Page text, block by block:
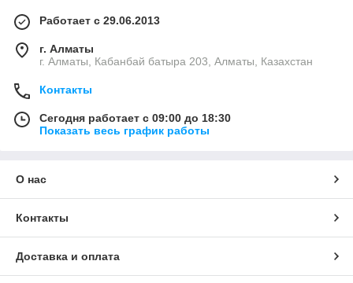
Работает с 29.06.2013
г. Алматы
г. Алматы, Кабанбай батыра 203, Алматы, Казахстан
Контакты
Сегодня работает с 09:00 до 18:30
Показать весь график работы
О нас
Контакты
Доставка и оплата